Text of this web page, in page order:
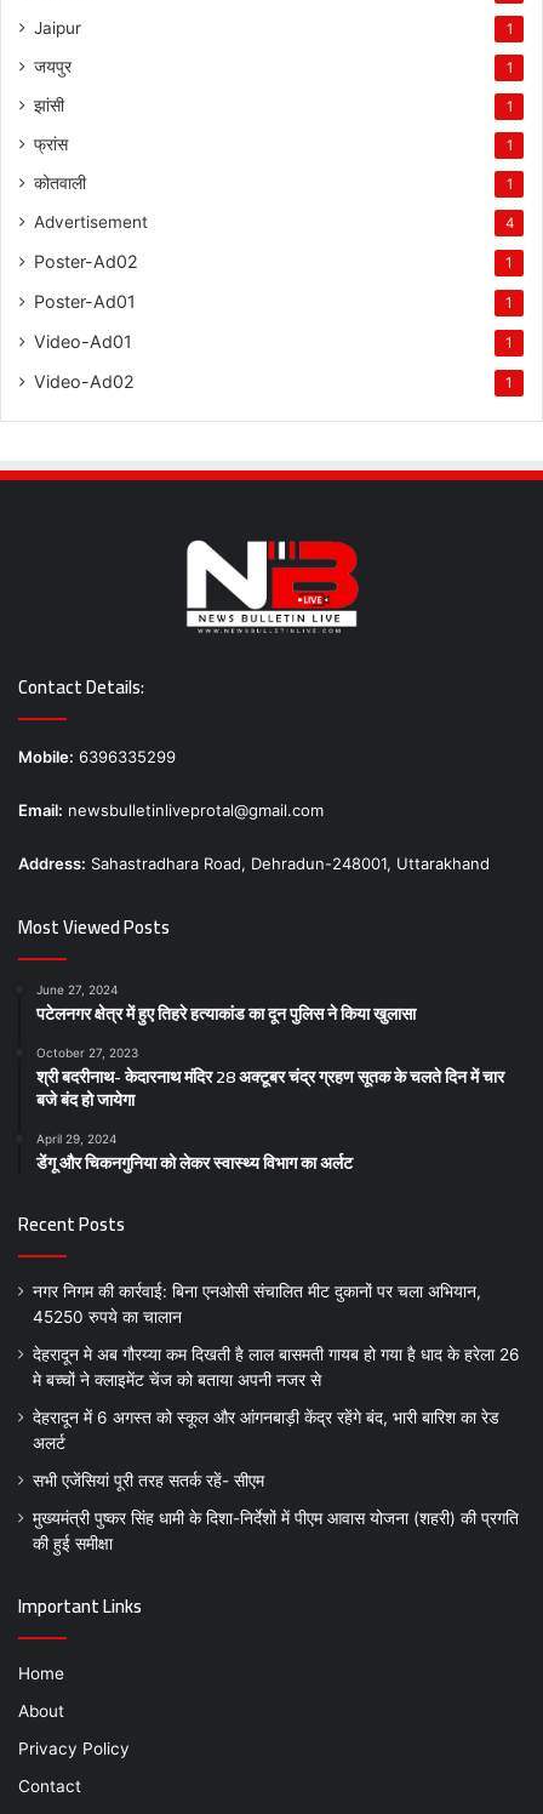
Jaipur 1
जयपुर 1
झांसी 1
फ्रांस 1
कोतवाली 1
Advertisement 4
Poster-Ad02 1
Poster-Ad01 1
Video-Ad01 1
Video-Ad02 1
Contact Details:
Mobile: 6396335299
Email: newsbulletinliveprotal@gmail.com
Address: Sahastradhara Road, Dehradun-248001, Uttarakhand
Most Viewed Posts
June 27, 2024
पटेलनगर क्षेत्र में हुए तिहरे हत्याकांड का दून पुलिस ने किया खुलासा
October 27, 2023
श्री बदरीनाथ- केदारनाथ मंदिर 28 अक्टूबर चंद्र ग्रहण सूतक के चलते दिन में चार
बजे बंद हो जायेगा
April 29, 2024
डेंगू और चिकनगुनिया को लेकर स्वास्थ्य विभाग का अर्लट
Recent Posts
नगर निगम की कार्रवाई: बिना एनओसी संचालित मीट दुकानों पर चला अभियान,
45250 रुपये का चालान
देहरादून मे अब गौरय्या कम दिखती है लाल बासमती गायब हो गया है धाद के हरेला 26
मे बच्चों ने क्लाइमेंट चेंज को बताया अपनी नजर से
देहरादून में 6 अगस्त को स्कूल और आंगनबाड़ी केंद्र रहेंगे बंद, भारी बारिश का रेड
अलर्ट
सभी एजेंसियां पूरी तरह सतर्क रहें- सीएम
मुख्यमंत्री पुष्कर सिंह धामी के दिशा-निर्देशों में पीएम आवास योजना (शहरी) की प्रगति
की हुई समीक्षा
Important Links
Home
About
Privacy Policy
Contact